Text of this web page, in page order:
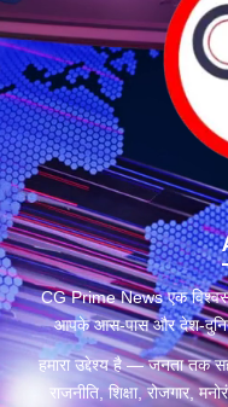
CG Prime News एक
आपके आस-पास और देश-
हमारा उद्देश्य है — जनता तक
राजनीति, शिक्षा, रोजगार,